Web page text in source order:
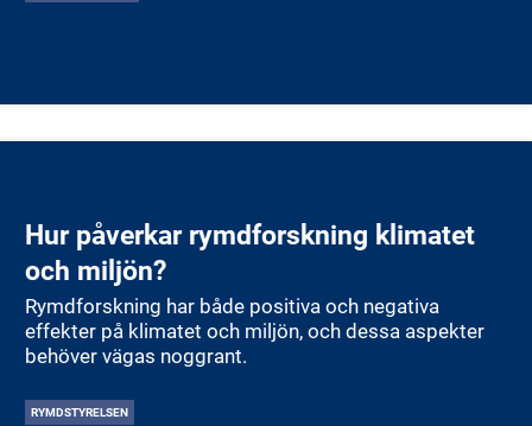
Hur påverkar rymdforskning klimatet
och miljön?
Rymdforskning har både positiva och negativa
effekter på klimatet och miljön, och dessa aspekter
behöver vägas noggrant.
RYMDSTYRELSEN